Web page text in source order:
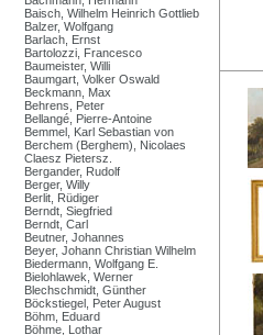
Baisch, Wilhelm Heinrich Gottlieb
Balzer, Wolfgang
Barlach, Ernst
Bartolozzi, Francesco
Baumeister, Willi
Baumgart, Volker Oswald
Beckmann, Max
Behrens, Peter
Bellangé, Pierre-Antoine
Bemmel, Karl Sebastian von
Berchem (Berghem), Nicolaes
Claesz Pietersz.
Bergander, Rudolf
Berger, Willy
Berlit, Rüdiger
Berndt, Siegfried
Berndt, Carl
Beutner, Johannes
Beyer, Johann Christian Wilhelm
Biedermann, Wolfgang E.
Bielohlawek, Werner
Blechschmidt, Günther
Böckstiegel, Peter August
Böhm, Eduard
Böhme, Lothar